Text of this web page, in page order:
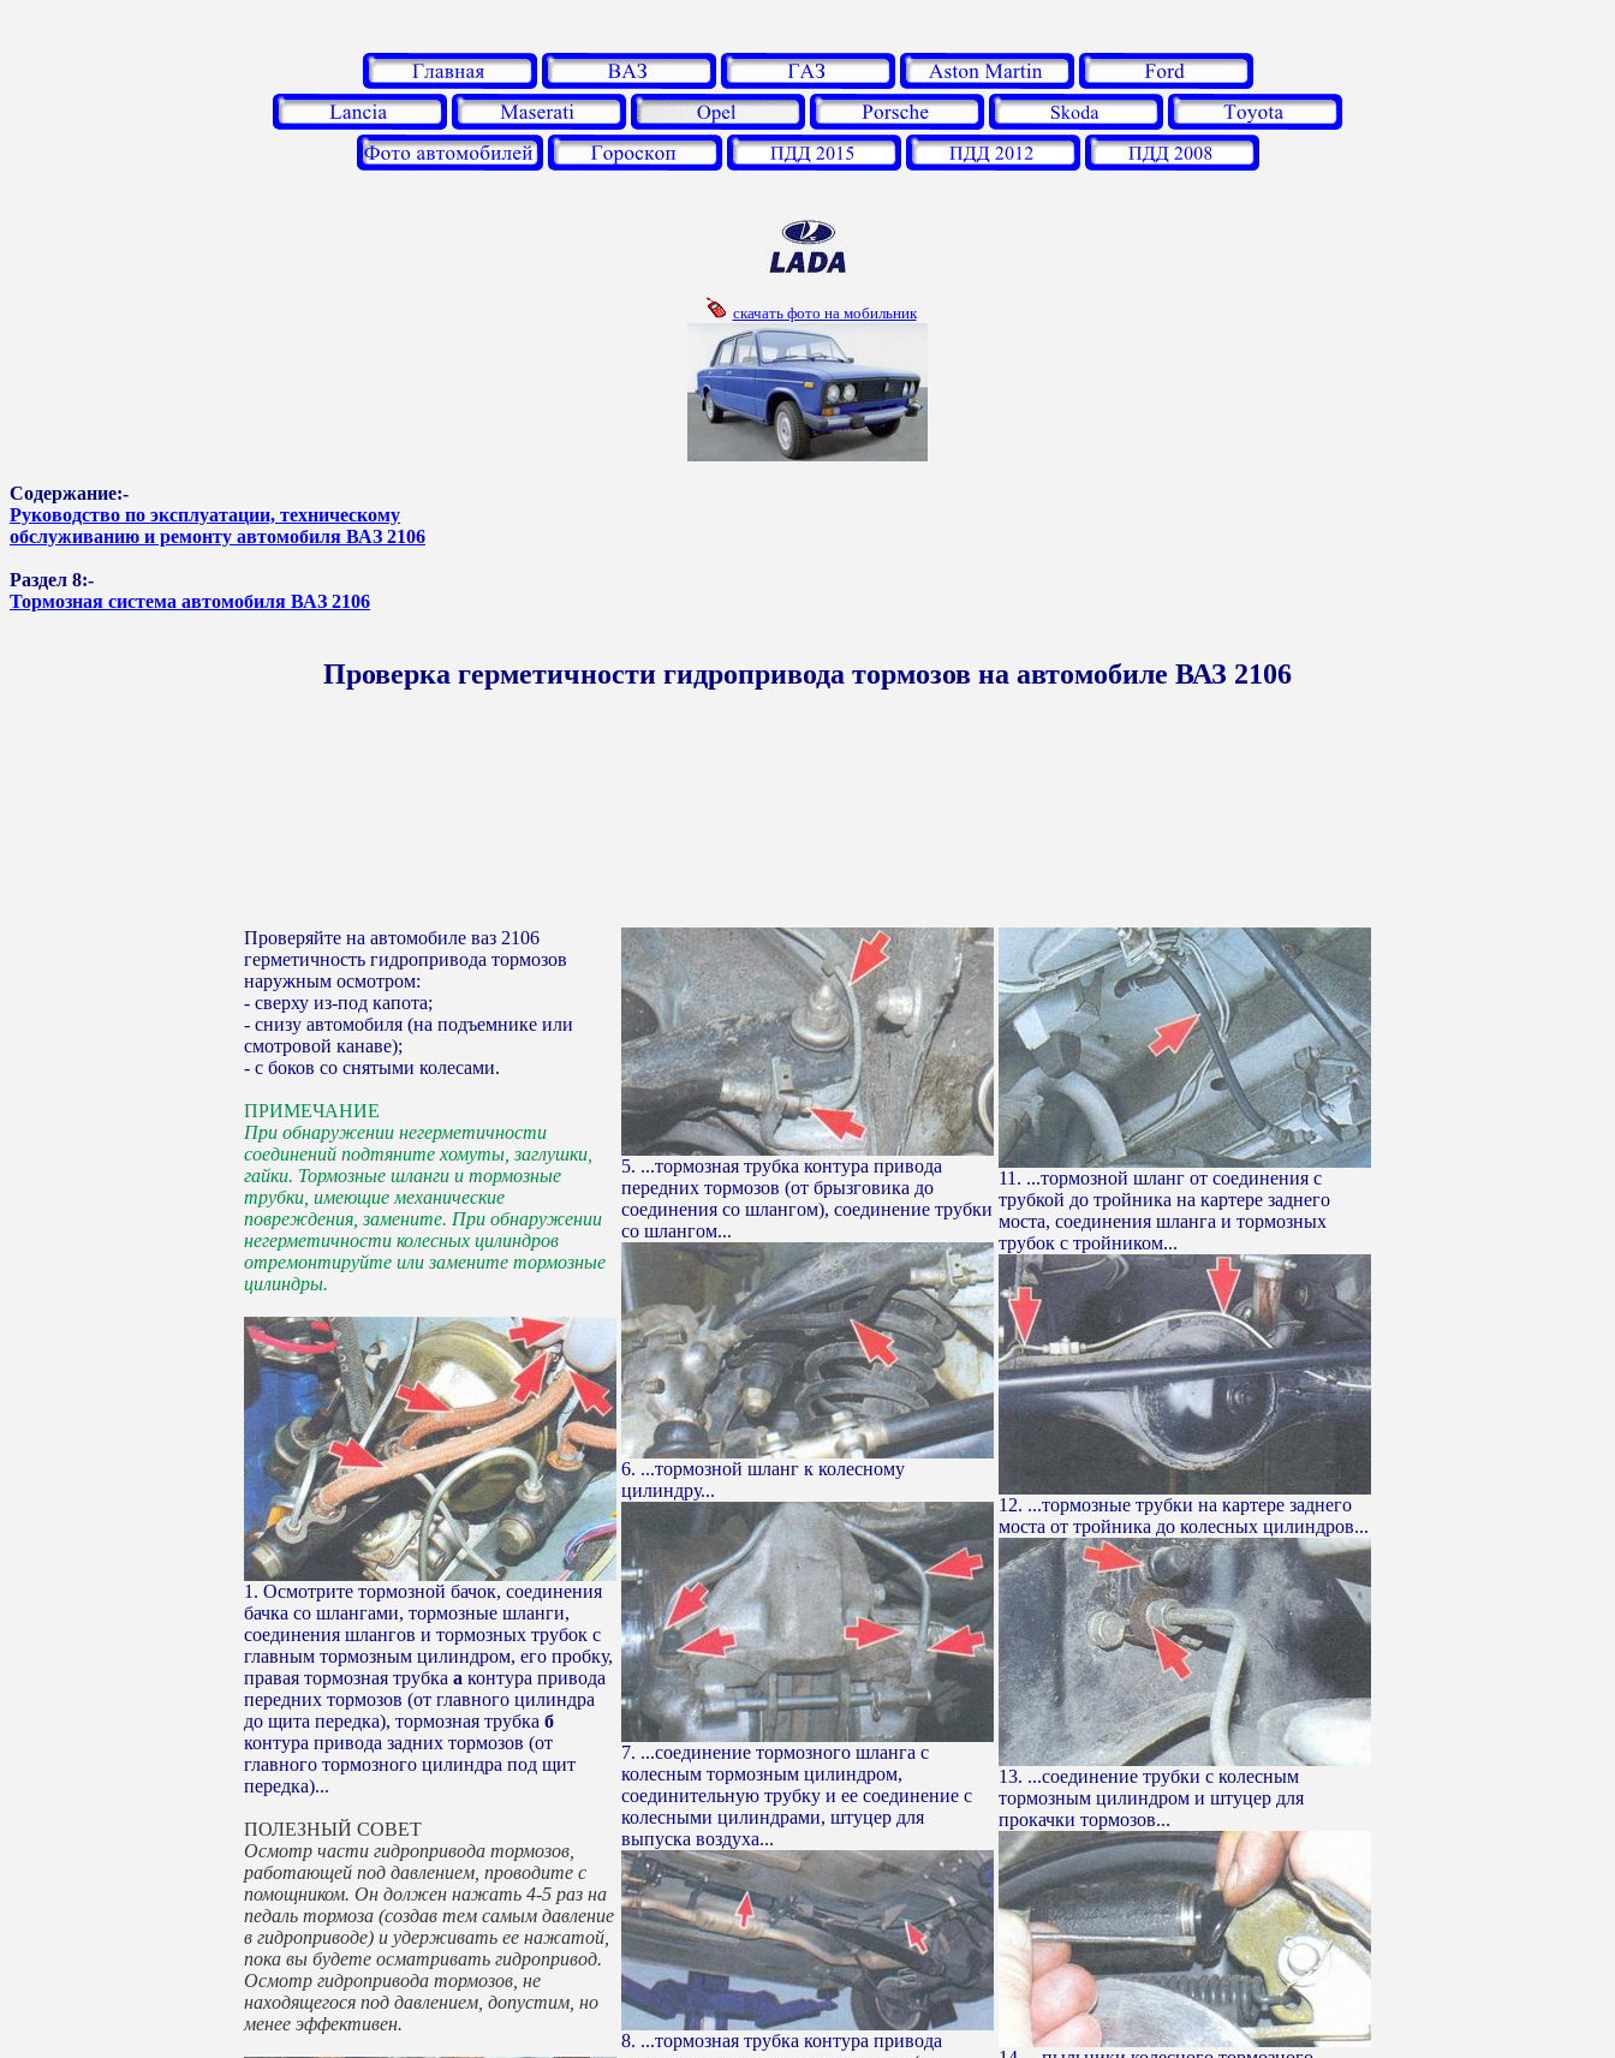
скачать фото на мобильник
Содержание:-
Руководство по эксплуатации, техническому
обслуживанию и ремонту автомобиля ВАЗ 2106
Раздел 8:-
Тормозная система автомобиля ВАЗ 2106
Проверка герметичности гидропривода тормозов на автомобиле ВАЗ 2106
Проверяйте на автомобиле ваз 2106
герметичность гидропривода тормозов
наружным осмотром:
- сверху из-под капота;
- снизу автомобиля (на подъемнике или
смотровой канаве);
- с боков со снятыми колесами.
ПРИМЕЧАНИЕ
При обнаружении негерметичности
соединений подтяните хомуты, заглушки,
гайки. Тормозные шланги и тормозные
трубки, имеющие механические
повреждения, замените. При обнаружении
негерметичности колесных цилиндров
отремонтируйте или замените тормозные
цилиндры.
1. Осмотрите тормозной бачок, соединения
бачка со шлангами, тормозные шланги,
соединения шлангов и тормозных трубок с
главным тормозным цилиндром, его пробку,
правая тормозная трубка а контура привода
передних тормозов (от главного цилиндра
до щита передка), тормозная трубка б
контура привода задних тормозов (от
главного тормозного цилиндра под щит
передка)...
ПОЛЕЗНЫЙ СОВЕТ
Осмотр части гидропривода тормозов,
работающей под давлением, проводите с
помощником. Он должен нажать 4-5 раз на
педаль тормоза (создав тем самым давление
в гидроприводе) и удерживать ее нажатой,
пока вы будете осматривать гидропривод.
Осмотр гидропривода тормозов, не
находящегося под давлением, допустим, но
менее эффективен.
5. ...тормозная трубка контура привода
передних тормозов (от брызговика до
соединения со шлангом), соединение трубки
со шлангом...
6. ...тормозной шланг к колесному
цилиндру...
7. ...соединение тормозного шланга с
колесным тормозным цилиндром,
соединительную трубку и ее соединение с
колесными цилиндрами, штуцер для
выпуска воздуха...
8. ...тормозная трубка контура привода
11. ...тормозной шланг от соединения с
трубкой до тройника на картере заднего
моста, соединения шланга и тормозных
трубок с тройником...
12. ...тормозные трубки на картере заднего
моста от тройника до колесных цилиндров...
13. ...соединение трубки с колесным
тормозным цилиндром и штуцер для
прокачки тормозов...